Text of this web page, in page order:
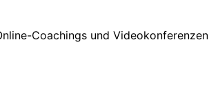
Coachings und Videokonferenzen